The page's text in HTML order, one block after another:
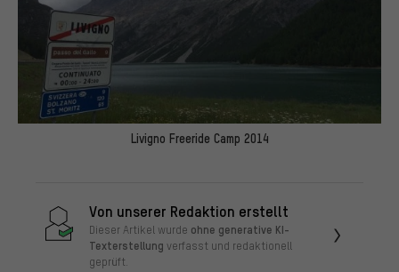
Livigno Freeride Camp 2014
Von unserer Redaktion erstellt
Dieser Artikel wurde ohne generative KI-
Texterstellung verfasst und redaktionell
geprüft.